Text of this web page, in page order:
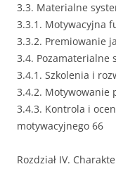
3.3. Materialne
3.3.1. Motywacyjna
3.3.2. Premiowanie
3.4. Pozamaterialne
3.4.1. Szkolenia i
3.4.2. Motywowanie
3.4.3. Kontrola i
motywacyjnego 66
Rozdział IV.